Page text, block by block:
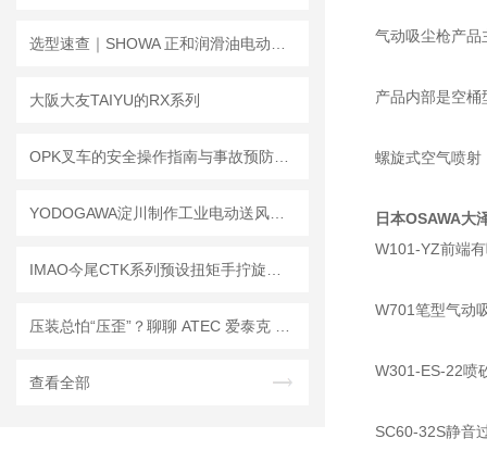
大阪大友TAIYU的RX系列
查看全部
气动吸尘枪产品
产品内部是空
螺旋式空气喷射
日本OSAWA大
W101-YZ前端
W701笔型气动
W301-ES-22喷
SC60-32S静音